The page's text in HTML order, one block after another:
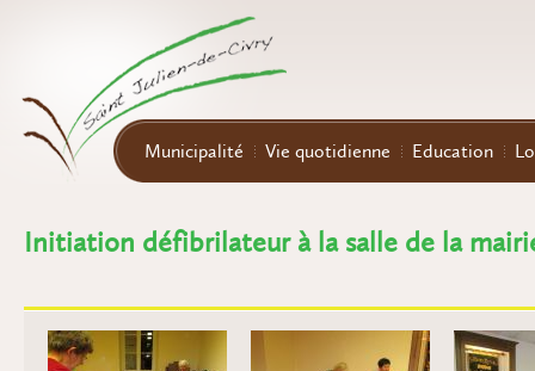
Municipalité Vie quotidienne Education
Initiation défibrilateur à la salle de la